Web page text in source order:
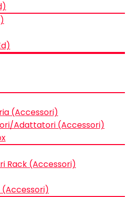
(Accessori)
Adattatori (Accessori)
Rack (Accessori)